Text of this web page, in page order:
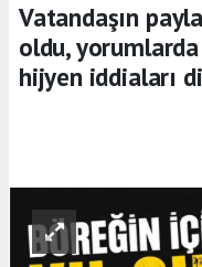
Vatandaşın
oldu,
hijyen iddiaları